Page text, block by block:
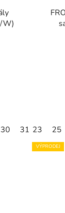
W)
30 31 32
23 25
VÝPRODEJ